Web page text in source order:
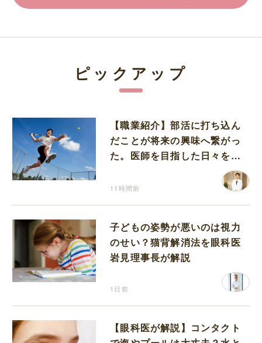
ピックアップ
【職業紹介】部活に打ち込ん
だことが将来の興味へ繋がっ
た。医師を目指した日々を振
11時間前
子どもの姿勢が悪いのは視力
のせい？猫背解消法を眼科医
岩見理事長が解説
1日前
【眼科医が解説】コンタクト